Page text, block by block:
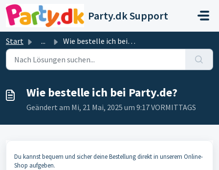
Zum hauptsächlichen Inhalt gehen
Party.dk Support
Start ... Wie bestelle ich bei Party.de?
Wie bestelle ich bei Party.de?
Geändert am Mi, 21 Mai, 2025 um 9:17 VORMITTAGS
Du kannst bequem und sicher deine Bestellung direkt in unserem Online-
Shop aufgeben.